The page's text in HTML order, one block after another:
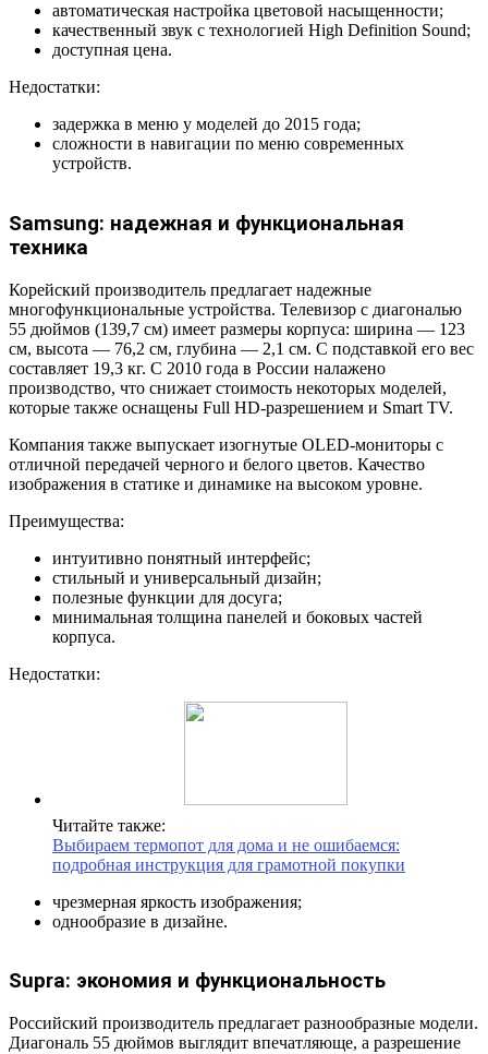
автоматическая настройка цветовой насыщенности;
качественный звук с технологией High Definition Sound;
доступная цена.
Недостатки:
задержка в меню у моделей до 2015 года;
сложности в навигации по меню современных
устройств.
Samsung: надежная и функциональная
техника
Корейский производитель предлагает надежные
многофункциональные устройства. Телевизор с диагональю
55 дюймов (139,7 см) имеет размеры корпуса: ширина — 123
см, высота — 76,2 см, глубина — 2,1 см. С подставкой его вес
составляет 19,3 кг. С 2010 года в России налажено
производство, что снижает стоимость некоторых моделей,
которые также оснащены Full HD-разрешением и Smart TV.
Компания также выпускает изогнутые OLED-мониторы с
отличной передачей черного и белого цветов. Качество
изображения в статике и динамике на высоком уровне.
Преимущества:
интуитивно понятный интерфейс;
стильный и универсальный дизайн;
полезные функции для досуга;
минимальная толщина панелей и боковых частей
корпуса.
Недостатки:
Читайте также:
Выбираем термопот для дома и не ошибаемся:
подробная инструкция для грамотной покупки
чрезмерная яркость изображения;
однообразие в дизайне.
Supra: экономия и функциональность
Российский производитель предлагает разнообразные модели.
Диагональ 55 дюймов выглядит впечатляюще, а разрешение